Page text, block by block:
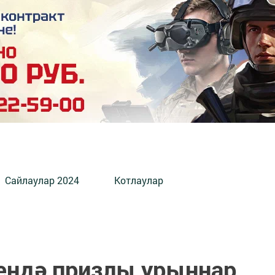
Сайлаулар 2024 Котлаулар
призлы урыннар